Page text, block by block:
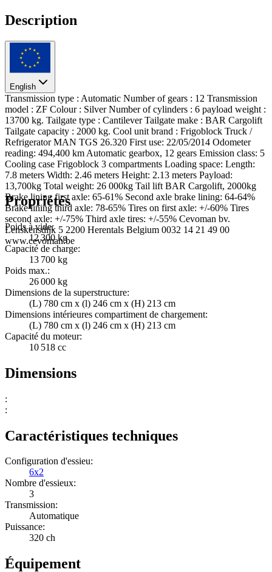
Description
English
Transmission type : Automatic Number of gears : 12 Transmission
model : ZF Colour : Silver Number of cylinders : 6 payload weight :
13700 kg. Tailgate type : Cantilever Tailgate make : BAR Cargolift
Tailgate capacity : 2000 kg. Cool unit brand : Frigoblock Truck /
Refrigerator MAN TGS 26.320 First use: 22/05/2014 Odometer
reading: 494,400 km Automatic gearbox, 12 gears Emission class: 5
Cooling case Frigoblock 3 compartments Loading space: Length:
7.8 meters Width: 2.46 meters Height: 2.13 meters Payload:
13,700kg Total weight: 26 000kg Tail lift BAR Cargolift, 2000kg
Brake lining first axle: 65-61% Second axle brake lining: 64-64%
Brake lining third axle: 78-65% Tires on first axle: +/-60% Tires
second axle: +/-75% Third axle tires: +/-55% Cevoman bv.
Lenskensdijk 5 2200 Herentals Belgium 0032 14 21 49 00
www.cevoman.be
Propriétés
Poids à vide:
12 300 kg
Capacité de charge:
13 700 kg
Poids max.:
26 000 kg
Dimensions de la superstructure:
(L) 780 cm x (l) 246 cm x (H) 213 cm
Dimensions intérieures compartiment de chargement:
(L) 780 cm x (l) 246 cm x (H) 213 cm
Capacité du moteur:
10 518 cc
Dimensions
:
:
Caractéristiques techniques
Configuration d'essieu:
6x2
Nombre d'essieux:
3
Transmission:
Automatique
Puissance:
320 ch
Équipement